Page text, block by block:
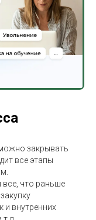
закрывать
все этапы
что раньше
и внутренних